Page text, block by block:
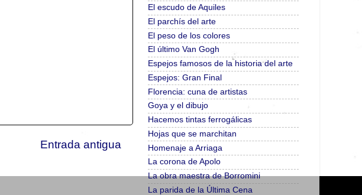
Entrada antigua
El escudo de Aquiles
El parchís del arte
El peso de los colores
El último Van Gogh
Espejos famosos de la historia del arte
Espejos: Gran Final
Florencia: cuna de artistas
Goya y el dibujo
Hacemos tintas ferrogálicas
Hojas que se marchitan
Homenaje a Arriaga
La corona de Apolo
La obra maestra de Borromini
La parida de la Última Cena